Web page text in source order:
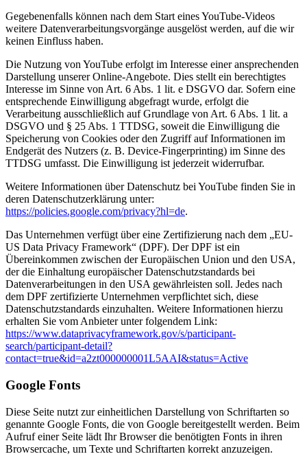
Gegebenenfalls können nach dem Start eines YouTube-Videos
weitere Datenverarbeitungsvorgänge ausgelöst werden, auf die wir
keinen Einfluss haben.
Die Nutzung von YouTube erfolgt im Interesse einer ansprechenden
Darstellung unserer Online-Angebote. Dies stellt ein berechtigtes
Interesse im Sinne von Art. 6 Abs. 1 lit. e DSGVO dar. Sofern eine
entsprechende Einwilligung abgefragt wurde, erfolgt die
Verarbeitung ausschließlich auf Grundlage von Art. 6 Abs. 1 lit. a
DSGVO und § 25 Abs. 1 TTDSG, soweit die Einwilligung die
Speicherung von Cookies oder den Zugriff auf Informationen im
Endgerät des Nutzers (z. B. Device-Fingerprinting) im Sinne des
TTDSG umfasst. Die Einwilligung ist jederzeit widerrufbar.
Weitere Informationen über Datenschutz bei YouTube finden Sie in
deren Datenschutzerklärung unter:
https://policies.google.com/privacy?hl=de.
Das Unternehmen verfügt über eine Zertifizierung nach dem „EU-
US Data Privacy Framework“ (DPF). Der DPF ist ein
Übereinkommen zwischen der Europäischen Union und den USA,
der die Einhaltung europäischer Datenschutzstandards bei
Datenverarbeitungen in den USA gewährleisten soll. Jedes nach
dem DPF zertifizierte Unternehmen verpflichtet sich, diese
Datenschutzstandards einzuhalten. Weitere Informationen hierzu
erhalten Sie vom Anbieter unter folgendem Link:
https://www.dataprivacyframework.gov/s/participant-
search/participant-detail?
contact=true&id=a2zt000000001L5AAI&status=Active
Google Fonts
Diese Seite nutzt zur einheitlichen Darstellung von Schriftarten so
genannte Google Fonts, die von Google bereitgestellt werden. Beim
Aufruf einer Seite lädt Ihr Browser die benötigten Fonts in ihren
Browsercache, um Texte und Schriftarten korrekt anzuzeigen.